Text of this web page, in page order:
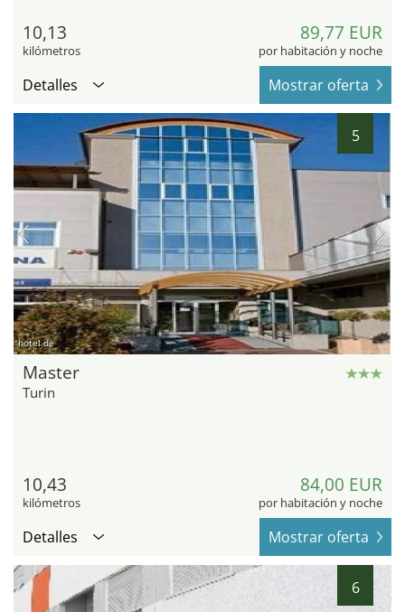
10,13
kilómetros
89,77 EUR
por habitación y noche
Detalles Mostrar oferta
5
hotel.de
Master
Turin
10,43
kilómetros
84,00 EUR
por habitación y noche
Detalles Mostrar oferta
6